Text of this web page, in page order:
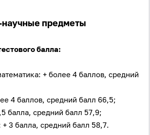
научные предметы
балла:
+ более 4 баллов, средний
4 баллов, средний балл 66,5;
балла, средний балл 57,9;
3 балла, средний балл 58,7.